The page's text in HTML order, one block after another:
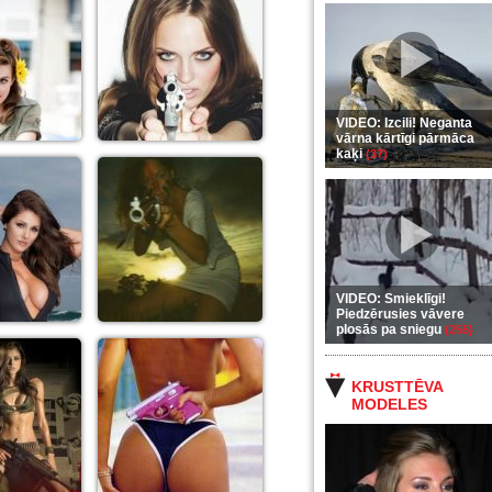
VIDEO: Izcili! Neganta
vārna kārtīgi pārmāca
kaķi(37)
VIDEO: Smieklīgi!
Piedzērusies vāvere
plosās pa sniegu (255)
KRUSTTĒVA
MODELES